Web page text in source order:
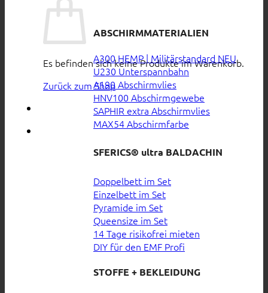
Es befinden sich keine Produkte im Warenkorb.
Zurück zum Shop
ABSCHIRMMATERIALIEN
A300 HEMP | Militärstandard
U230 Unterspannbahn
A190 Abschirmvlies
HNV100 Abschirmgewebe
SAPHIR extra Abschirmvlies
MAX54 Abschirmfarbe
SFERICS® ultra BALDACHIN
Doppelbett im Set
Einzelbett im Set
Pyramide im Set
Queensize im Set
14 Tage risikofrei mieten
DIY für den EMF Profi
STOFFE + BEKLEIDUNG